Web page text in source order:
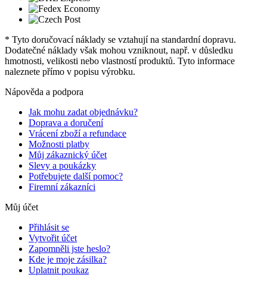
* Tyto doručovací náklady se vztahují na standardní dopravu.
Dodatečné náklady však mohou vzniknout, např. v důsledku
hmotnosti, velikosti nebo vlastností produktů. Tyto informace
naleznete přímo v popisu výrobku.
Nápověda a podpora
Jak mohu zadat objednávku?
Doprava a doručení
Vrácení zboží a refundace
Možnosti platby
Můj zákaznický účet
Slevy a poukázky
Potřebujete další pomoc?
Firemní zákazníci
Můj účet
Přihlásit se
Vytvořit účet
Zapomněli jste heslo?
Kde je moje zásilka?
Uplatnit poukaz